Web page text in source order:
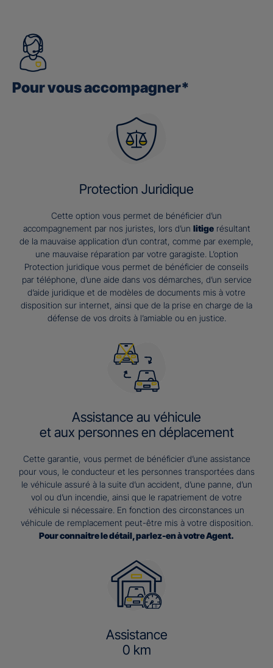
Pour vous accompagner*
Protection Juridique
Cette option vous permet de bénéficier d’un
accompagnement par nos juristes, lors d’un litigerésultant
de la mauvaise application d’un contrat, comme par exemple,
une mauvaise réparation par votre garagiste. L’option
Protection juridique vous permet de bénéficier de conseils
par téléphone, d’une aide dans vos démarches, d’un service
d’aide juridique et de modèles de documents mis à votre
disposition sur internet, ainsi que de la prise en charge de la
défense de vos droits à l’amiable ou en justice.
Assistance au véhicule
et aux personnes en déplacement
Cette garantie, vous permet de bénéficier d’une assistance
pour vous, le conducteur et les personnes transportées dans
le véhicule assuré à la suite d’un accident, d’une panne, d’un
vol ou d’un incendie, ainsi que le rapatriement de votre
véhicule si nécessaire. En fonction des circonstances un
véhicule de remplacement peut-être mis à votre disposition.
Pour connaitre le détail, parlez-en à votre Agent.
Assistance
0 km